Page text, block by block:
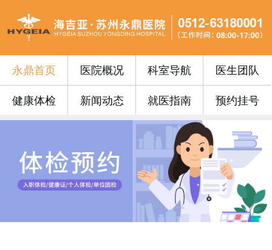
永鼎首页 医院概况 科室导航 医生团队
健康体检 新闻动态 就医指南 预约挂号
永鼎门诊丨苏州永鼎医院3月17日—3...
便民公告 | 苏州永鼎医院“云影像”...
便民公告｜我院便民门诊挂号费0元！...
便民公告丨苏州永鼎医院早7点开设早门...